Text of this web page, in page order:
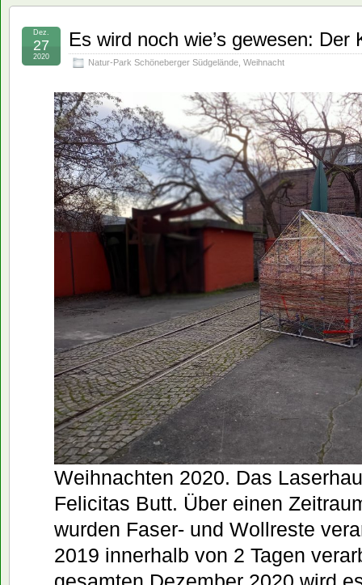
Es wird noch wie’s gewesen:
Natur-Park Schöneberger Südgelände, Weihnacht
Dez.
27
2020
Weihnachten 2020. Das
Felicitas Butt. Über einen
wurden Faser- und Wollreste
2019 innerhalb von 2 Tagen